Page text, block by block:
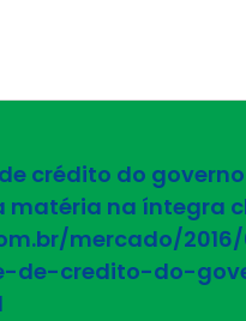
crédito do
matéria na íntegra
mercado/2016/
de-credito-do-